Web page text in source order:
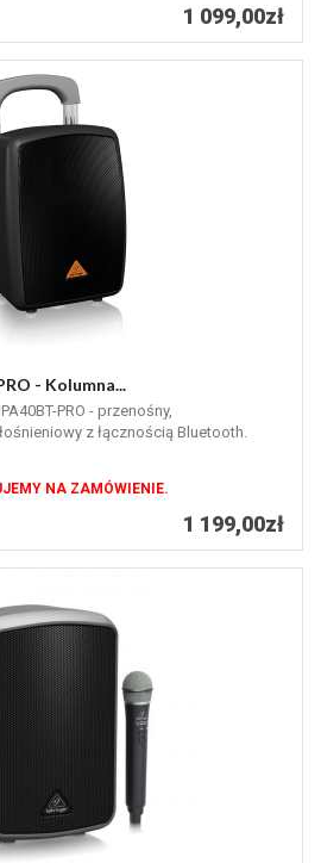
1 099,00zł
- Kolumna...
PRO - przenośny,
z łącznością Bluetooth.
NA ZAMÓWIENIE.
1 199,00zł